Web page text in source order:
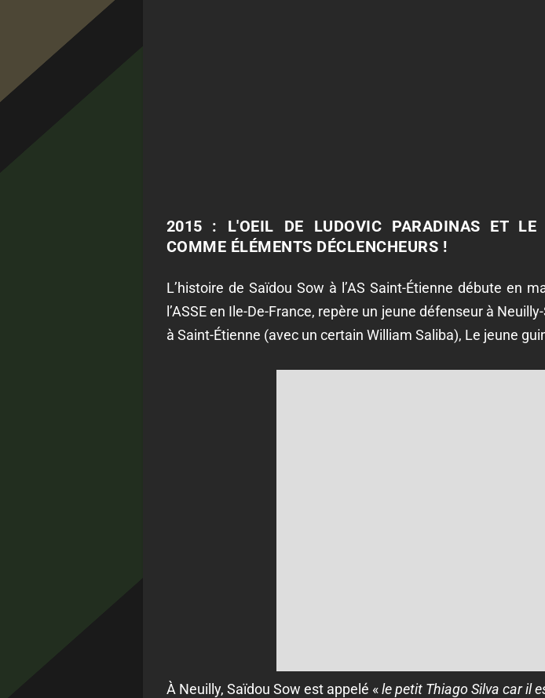
2015 : L'OEIL DE LUDOVIC PARADINAS ET LE
COMME ÉLÉMENTS DÉCLENCHEURS !
L’histoire de Saïdou Sow à l’AS Saint-Étienne débute en
l’ASSE en Ile-De-France, repère un jeune défenseur à
à Saint-Étienne (avec un certain William Saliba), Le jeune
À Neuilly, Saïdou Sow est appelé «le petit Thiago Silva car il